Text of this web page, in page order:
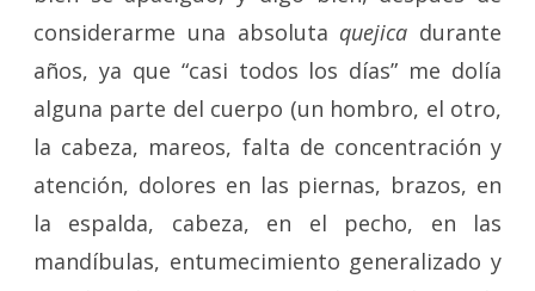
considerarme una absoluta quejica durante
años, ya que “casi todos los días” me dolía
alguna parte del cuerpo (un hombro, el otro,
la cabeza, mareos, falta de concentración y
atención, dolores en las piernas, brazos, en
la espalda, cabeza, en el pecho, en las
mandíbulas, entumecimiento generalizado y